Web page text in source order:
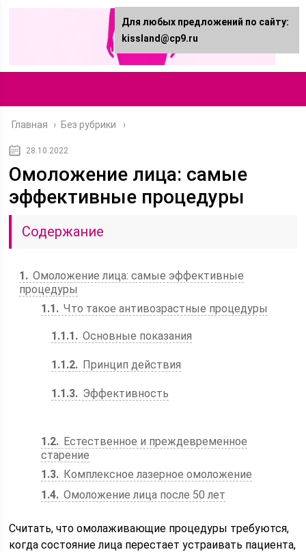
Главная › Без рубрики
28.10.2022
Омоложение лица: самые
эффективные процедуры
Содержание
1
Омоложение лица: самые эффективные
процедуры
1.1
Что такое антивозрастные процедуры
1.1.1 Основные показания
1.1.2 Принцип действия
1.1.3 Эффективность
1.2
Естественное и преждевременное
старение
1.3
Комплексное лазерное омоложение
1.4 Омоложение лица после 50 лет
Считать, что омолаживающие процедуры требуются,
когда состояние лица перестает устраивать пациента,
Для любых предложений по сайту:
kissland@cp9.ru